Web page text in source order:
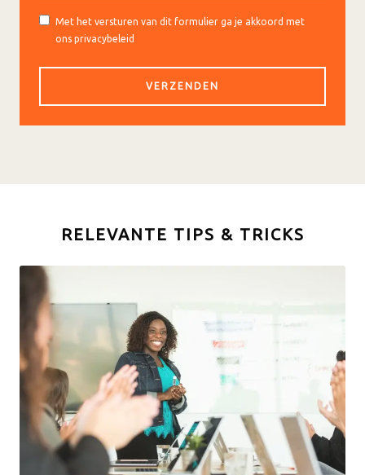
Met het versturen van dit formulier ga je akkoord met
ons privacybeleid
RELEVANTE TIPS & TRICKS